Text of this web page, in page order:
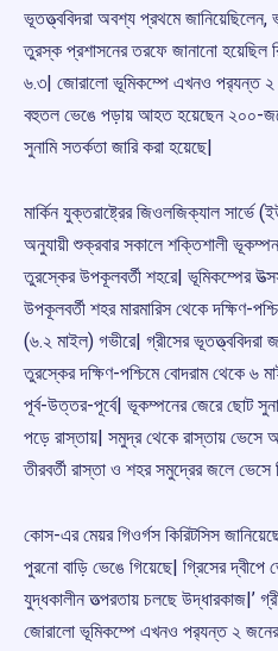
ভূতত্ত্ববিদরা অবশ্য প্রথমে
তুরস্ক প্রশাসনের তরফে জানানো হয়েছিল
৬.৩| জোরালো ভূমিকম্পে এখনও পর‌্যন্ত
বহুতল ভেঙে পড়ায় আহত হয়েছেন ২০০-
সুনামি সতর্কতা জারি করা হয়েছে|
মার্কিন যুক্তরাষ্ট্রের জিওলজিক্যাল
অনুযায়ী শুক্রবার সকালে শক্তিশালী
তুরস্কের উপকূলবর্তী শহরে| ভূমিকম্পের
উপকূলবর্তী শহর মারমারিস থেকে দক্ষিণ-
(৬.২ মাইল) গভীরে| গ্রীসের
তুরস্কের দক্ষিণ-পশ্চিমে বোদরাম থেকে ৬
পূর্ব-উত্তর-পূর্বে| ভূকম্পনের জেরে ছোট
পড়ে রাস্তায়| সমুদ্র থেকে রাস্তায় ভেসে
তীরবর্তী রাস্তা ও শহর সমুদ্রের জলে ভেসে
কোস-এর মেয়র গিওর্গস কিরিটসিস
পুরনো বাড়ি ভেঙে গিয়েছে| গ্রিসের
যুদ্ধকালীন তত্পরতায় চলছে উদ্ধারকাজ|’
জোরালো ভূমিকম্পে এখনও পর‌্যন্ত ২